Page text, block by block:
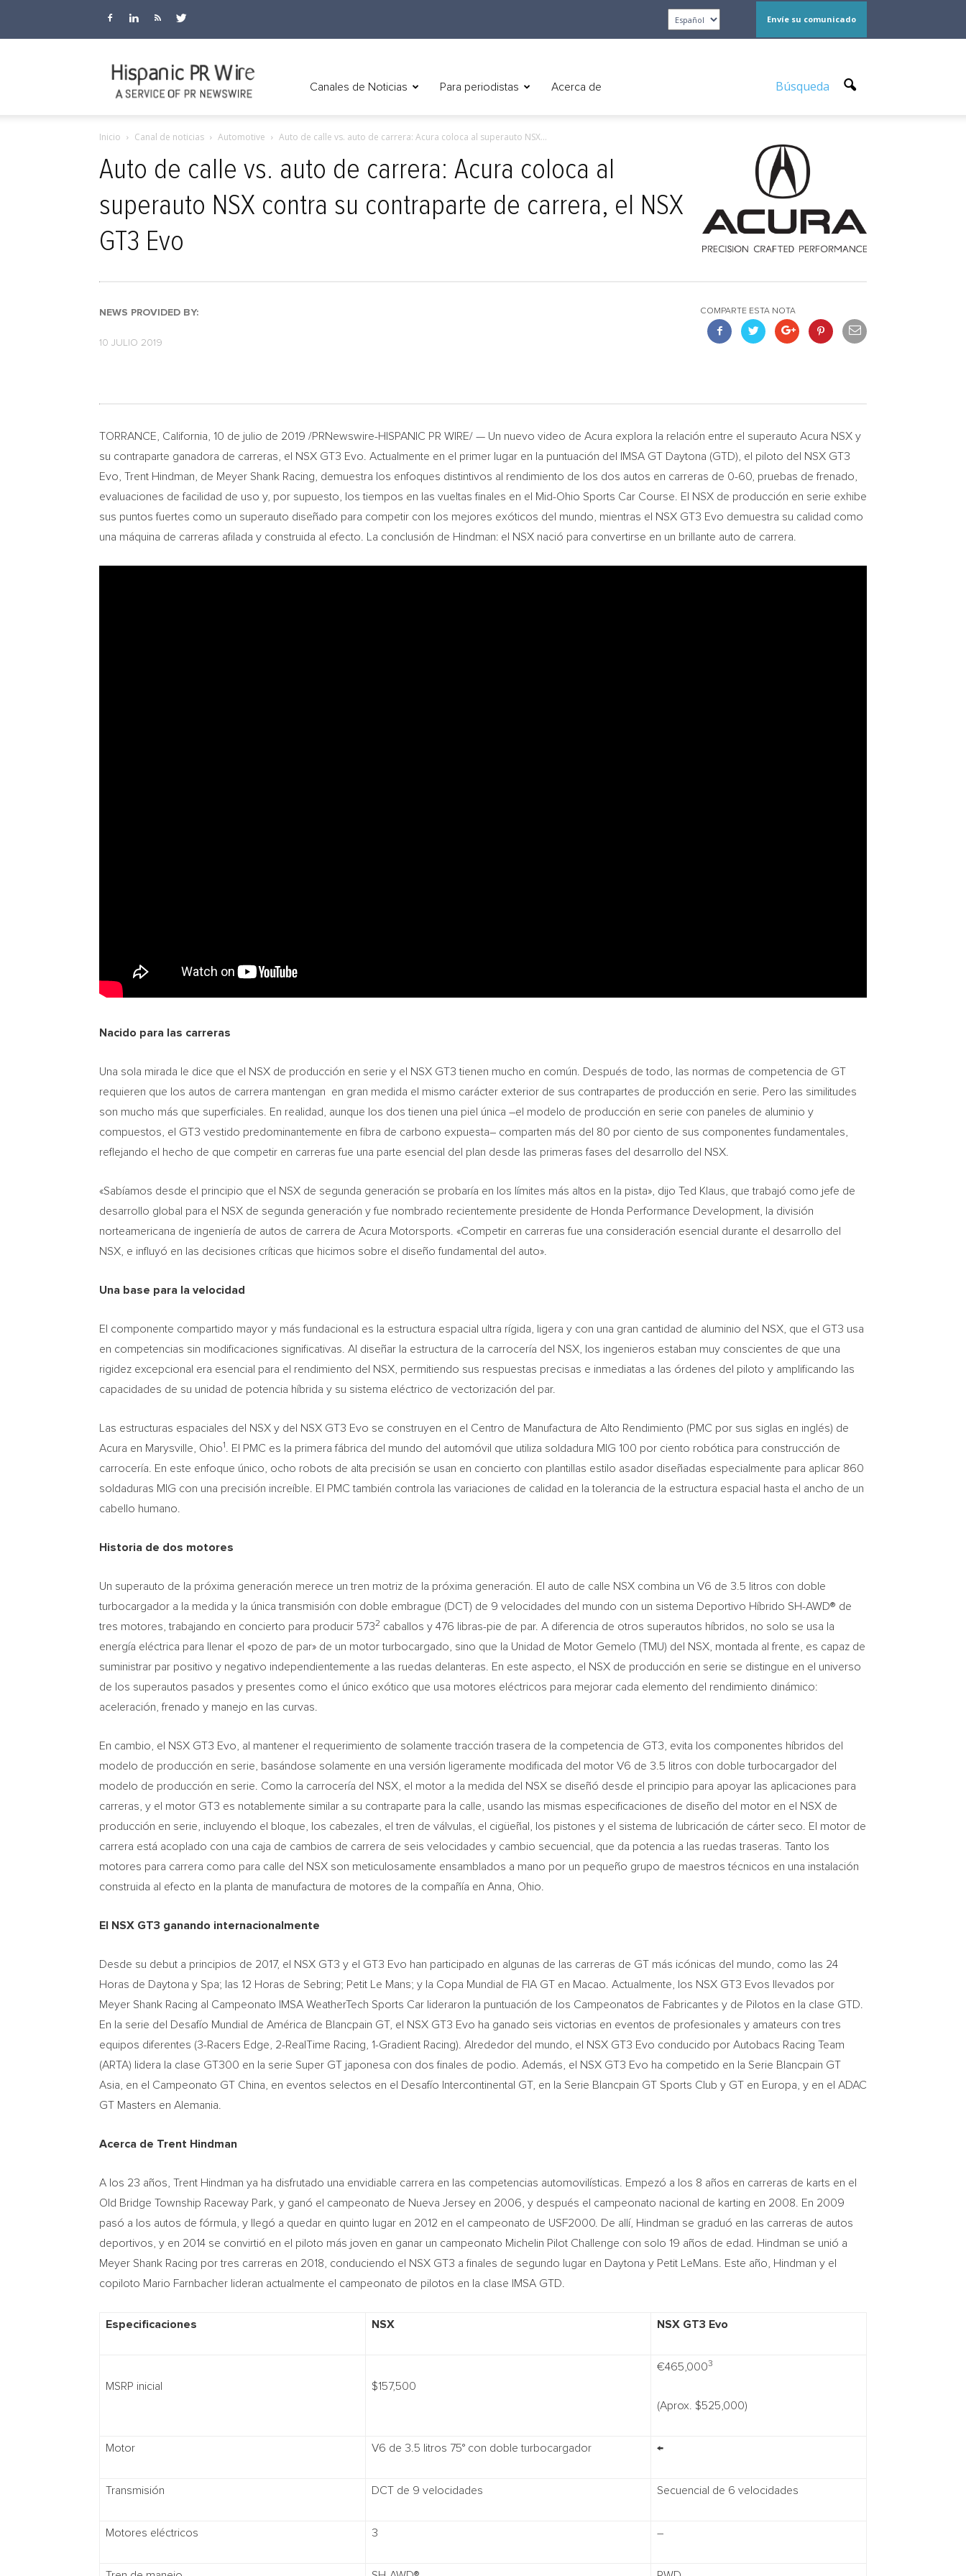
Envíe su comunicado
Canales de Noticias Para periodistas Acerca de Búsqueda
Inicio Canal de noticias Automotive Auto de calle vs. auto de carrera: Acura coloca al superauto NSX...
Auto de calle vs. auto de carrera: Acura coloca al
superauto NSX contra su contraparte de carrera, el NSX
GT3 Evo
NEWS PROVIDED BY:
10 JULIO 2019
COMPARTE ESTA NOTA
TORRANCE, California , 10 de julio de 2019 /PRNewswire-HISPANIC PR WIRE/ — Un nuevo video de Acura explora la relación entre el superauto Acura NSX y
su contraparte ganadora de carreras, el NSX GT3 Evo. Actualmente en el primer lugar en la puntuación del IMSA GT Daytona (GTD), el piloto del NSX GT3
Evo, Trent Hindman , de Meyer Shank Racing, demuestra los enfoques distintivos al rendimiento de los dos autos en carreras de 0-60, pruebas de frenado,
evaluaciones de facilidad de uso y, por supuesto, los tiempos en las vueltas finales en el Mid-Ohio Sports Car Course. El NSX de producción en serie exhibe
sus puntos fuertes como un superauto diseñado para competir con los mejores exóticos del mundo, mientras el NSX GT3 Evo demuestra su calidad como
una máquina de carreras afilada y construida al efecto. La conclusión de Hindman: el NSX nació para convertirse en un brillante auto de carrera.
Nacido para las carreras
Una sola mirada le dice que el NSX de producción en serie y el NSX GT3 tienen mucho en común. Después de todo, las normas de competencia de GT
requieren que los autos de carrera mantengan en gran medida el mismo carácter exterior de sus contrapartes de producción en serie. Pero las similitudes
son mucho más que superficiales. En realidad, aunque los dos tienen una piel única –el modelo de producción en serie con paneles de aluminio y
compuestos, el GT3 vestido predominantemente en fibra de carbono expuesta– comparten más del 80 por ciento de sus componentes fundamentales,
reflejando el hecho de que competir en carreras fue una parte esencial del plan desde las primeras fases del desarrollo del NSX.
«Sabíamos desde el principio que el NSX de segunda generación se probaría en los límites más altos en la pista», dijo Ted Klaus , que trabajó como jefe de
desarrollo global para el NSX de segunda generación y fue nombrado recientemente presidente de Honda Performance Development, la división
norteamericana de ingeniería de autos de carrera de Acura Motorsports. «Competir en carreras fue una consideración esencial durante el desarrollo del
NSX, e influyó en las decisiones críticas que hicimos sobre el diseño fundamental del auto».
Una base para la velocidad
El componente compartido mayor y más fundacional es la estructura espacial ultra rígida, ligera y con una gran cantidad de aluminio del NSX, que el GT3 usa
en competencias sin modificaciones significativas. Al diseñar la estructura de la carrocería del NSX, los ingenieros estaban muy conscientes de que una
rigidez excepcional era esencial para el rendimiento del NSX, permitiendo sus respuestas precisas e inmediatas a las órdenes del piloto y amplificando las
capacidades de su unidad de potencia híbrida y su sistema eléctrico de vectorización del par.
Las estructuras espaciales del NSX y del NSX GT3 Evo se construyen en el Centro de Manufactura de Alto Rendimiento (PMC por sus siglas en inglés) de
Acura en Marysville, Ohio1
. El PMC es la primera fábrica del mundo del automóvil que utiliza soldadura MIG 100 por ciento robótica para construcción de
carrocería. En este enfoque único, ocho robots de alta precisión se usan en concierto con plantillas estilo asador diseñadas especialmente para aplicar 860
soldaduras MIG con una precisión increíble. El PMC también controla las variaciones de calidad en la tolerancia de la estructura espacial hasta el ancho de un
cabello humano.
Historia de dos motores
Un superauto de la próxima generación merece un tren motriz de la próxima generación. El auto de calle NSX combina un V6 de 3.5 litros con doble
turbocargador a la medida y la única transmisión con doble embrague (DCT) de 9 velocidades del mundo con un sistema Deportivo Híbrido SH-AWD® de
tres motores, trabajando en concierto para producir 5732 caballos y 476 libras-pie de par. A diferencia de otros superautos híbridos, no solo se usa la
energía eléctrica para llenar el «pozo de par» de un motor turbocargado, sino que la Unidad de Motor Gemelo (TMU) del NSX, montada al frente, es capaz de
suministrar par positivo y negativo independientemente a las ruedas delanteras. En este aspecto, el NSX de producción en serie se distingue en el universo
de los superautos pasados y presentes como el único exótico que usa motores eléctricos para mejorar cada elemento del rendimiento dinámico:
aceleración, frenado y manejo en las curvas.
En cambio, el NSX GT3 Evo, al mantener el requerimiento de solamente tracción trasera de la competencia de GT3, evita los componentes híbridos del
modelo de producción en serie, basándose solamente en una versión ligeramente modificada del motor V6 de 3.5 litros con doble turbocargador del
modelo de producción en serie. Como la carrocería del NSX, el motor a la medida del NSX se diseñó desde el principio para apoyar las aplicaciones para
carreras, y el motor GT3 es notablemente similar a su contraparte para la calle, usando las mismas especificaciones de diseño del motor en el NSX de
producción en serie, incluyendo el bloque, los cabezales, el tren de válvulas, el cigüeñal, los pistones y el sistema de lubricación de cárter seco. El motor de
carrera está acoplado con una caja de cambios de carrera de seis velocidades y cambio secuencial, que da potencia a las ruedas traseras. Tanto los
motores para carrera como para calle del NSX son meticulosamente ensamblados a mano por un pequeño grupo de maestros técnicos en una instalación
construida al efecto en la planta de manufactura de motores de la compañía en Anna, Ohio
El NSX GT3 ganando internacionalmente
Desde su debut a principios de 2017, el NSX GT3 y el GT3 Evo han participado en algunas de las carreras de GT más icónicas del mundo, como las 24
Horas de Daytona y Spa; las 12 Horas de Sebring; Petit Le Mans; y la Copa Mundial de FIA GT en Macao . Actualmente, los NSX GT3 Evos llevados por
Meyer Shank Racing al Campeonato IMSA WeatherTech Sports Car lideraron la puntuación de los Campeonatos de Fabricantes y de Pilotos en la clase GTD.
En la serie del Desafío Mundial de América de Blancpain GT, el NSX GT3 Evo ha ganado seis victorias en eventos de profesionales y amateurs con tres
equipos diferentes (3-Racers Edge, 2-RealTime Racing, 1-Gradient Racing). Alrededor del mundo, el NSX GT3 Evo conducido por Autobacs Racing Team
(ARTA) lidera la clase GT300 en la serie Super GT japonesa con dos finales de podio. Además, el NSX GT3 Evo ha competido en la Serie Blancpain GT
Asia, en el Campeonato GT China, en eventos selectos en el Desafío Intercontinental GT, en la Serie Blancpain GT Sports Club y GT en Europa, y en el ADAC
GT Masters en Alemania.
Acerca de Trent Hindman
A los 23 años, Trent Hindman ya ha disfrutado una envidiable carrera en las competencias automovilísticas. Empezó a los 8 años en carreras de karts en el
Old Bridge Township Raceway Park, y ganó el campeonato de Nueva Jersey en 2006, y después el campeonato nacional de karting en 2008. En 2009
pasó a los autos de fórmula, y llegó a quedar en quinto lugar en 2012 en el campeonato de USF2000. De allí, Hindman se graduó en las carreras de autos
deportivos, y en 2014 se convirtió en el piloto más joven en ganar un campeonato Michelin Pilot Challenge con solo 19 años de edad. Hindman se unió a
Meyer Shank Racing por tres carreras en 2018, conduciendo el NSX GT3 a finales de segundo lugar en Daytona y Petit LeMans. Este año, Hindman y el
copiloto Mario Farnbacher lideran actualmente el campeonato de pilotos en la clase IMSA GTD.
Especificaciones NSX NSX GT3 Evo
MSRP inicial $157,500
€465,0003
(Aprox. $525,000)
Motor V6 de 3.5 litros 75° con doble turbocargador ←
Transmisión DCT de 9 velocidades Secuencial de 6 velocidades
Motores eléctricos 3 –